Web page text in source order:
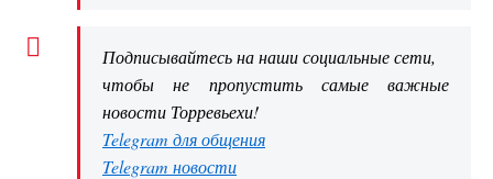
Подписывайтесь на наши социальные сети,
чтобы не пропустить самые важные
новости Торревьехи!
Telegram для общения
Telegram новости